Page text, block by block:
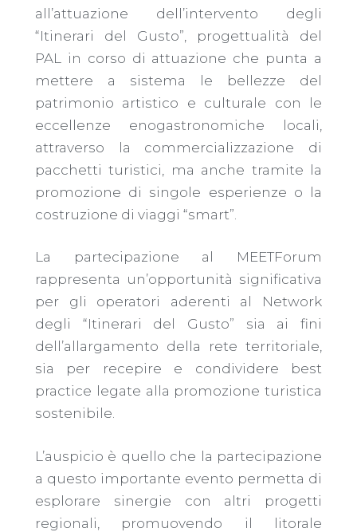
all’attuazione dell’intervento degli
“Itinerari del Gusto”, progettualità del
PAL in corso di attuazione che punta a
mettere a sistema le bellezze del
patrimonio artistico e culturale con le
eccellenze enogastronomiche locali,
attraverso la commercializzazione di
pacchetti turistici, ma anche tramite la
promozione di singole esperienze o la
costruzione di viaggi “smart”.
La partecipazione al MEETForum
rappresenta un’opportunità significativa
per gli operatori aderenti al Network
degli “Itinerari del Gusto” sia ai fini
dell’allargamento della rete territoriale,
sia per recepire e condividere best
practice legate alla promozione turistica
sostenibile.
L’auspicio è quello che la partecipazione
a questo importante evento permetta di
esplorare sinergie con altri progetti
regionali, promuovendo il litorale